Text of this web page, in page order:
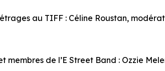
au TIFF : Céline Roustan,
membres de l’E Street Band : Ozzie